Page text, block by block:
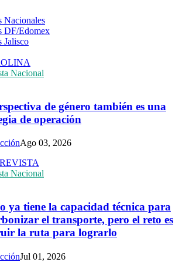
Nacionales
DF/Edomex
Jalisco
Nacional
de género también es una
de operación
Ago 03, 2026
Nacional
ya tiene la capacidad técnica para
el transporte, pero el reto es
la ruta para lograrlo
Jul 01, 2026